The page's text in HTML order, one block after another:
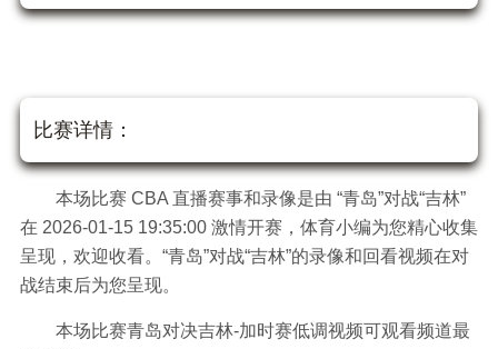
比赛详情：
本场比赛 CBA 直播赛事和录像是由 “青岛”对战“吉林”
在 2026-01-15 19:35:00 激情开赛，体育小编为您精心收集
呈现，欢迎收看。“青岛”对战“吉林”的录像和回看视频在对
战结束后为您呈现。
本场比赛青岛对决吉林-加时赛低调视频可观看频道最